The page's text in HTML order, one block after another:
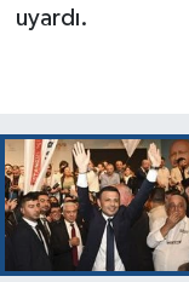
uyardı.